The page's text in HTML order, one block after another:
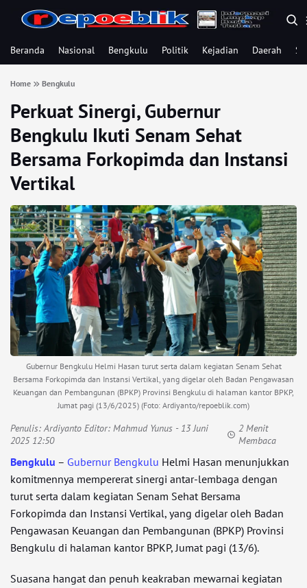
Beranda Nasional Bengkulu Politik Kejadian Daerah
Home Bengkulu
Perkuat Sinergi, Gubernur
Bengkulu Ikuti Senam Sehat
Bersama Forkopimda dan Instansi
Vertikal
Gubernur Bengkulu Helmi Hasan turut serta dalam kegiatan Senam Sehat
Bersama Forkopimda dan Instansi Vertikal, yang digelar oleh Badan Pengawasan
Keuangan dan Pembangunan (BPKP) Provinsi Bengkulu di halaman kantor BPKP,
Jumat pagi (13/6/2025) (Foto: Ardiyanto/repoeblik.com)
Penulis:Ardiyanto Editor: Mahmud Yunus - 13 Juni
2025 12:50
2 Menit
Membaca
Bengkulu – Gubernur Bengkulu Helmi Hasan menunjukkan
komitmennya mempererat sinergi antar-lembaga dengan
turut serta dalam kegiatan Senam Sehat Bersama
Forkopimda dan Instansi Vertikal, yang digelar oleh Badan
Pengawasan Keuangan dan Pembangunan (BPKP) Provinsi
Bengkulu di halaman kantor BPKP, Jumat pagi (13/6).
Suasana hangat dan penuh keakraban mewarnai kegiatan